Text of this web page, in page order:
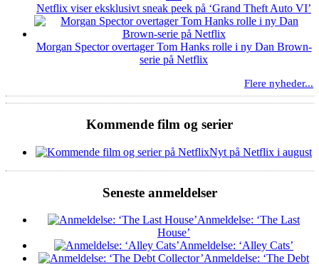
Netflix viser eksklusivt sneak peek på ‘Grand Theft Auto VI’
Morgan Spector overtager Tom Hanks rolle i ny Dan Brown-
serie på Netflix
Flere nyheder...
Kommende film og serier
Nyt på Netflix i august
Seneste anmeldelser
Anmeldelse: ‘The Last
House’
Anmeldelse: ‘Alley Cats’
Anmeldelse: ‘The Debt